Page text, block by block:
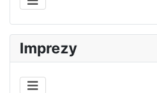
Imprezy